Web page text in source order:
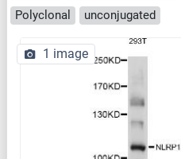
Polyclonal
unconjugated
1 image